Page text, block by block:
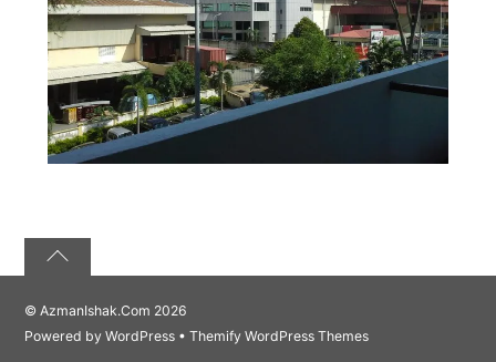
©AzmanIshak.Com 2026
Powered byWordPress •Themify WordPress Themes